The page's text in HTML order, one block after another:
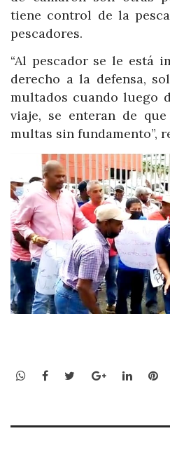
tiene control de la
pescadores.
“Al pescador se le está
derecho a la defensa,
multados cuando luego
viaje, se enteran de
multas sin fundamento”,
WhatsApp
Facebook
TwitterGoogle+